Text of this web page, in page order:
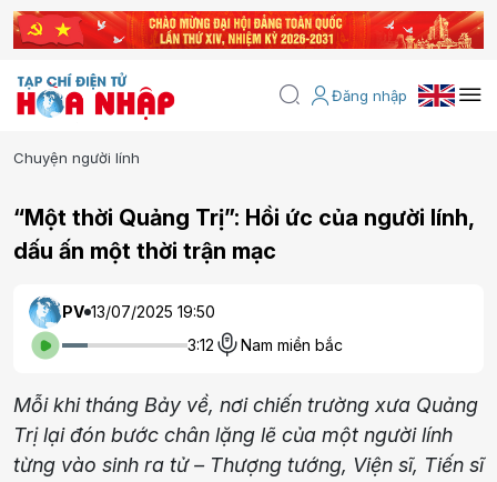
Đăng nhập
Chuyện người lính
“Một thời Quảng Trị”: Hồi ức của người lính,
dấu ấn một thời trận mạc
PV 13/07/2025 19:50
3:12
Nam miền bắc
Mỗi khi tháng Bảy về, nơi chiến trường xưa Quảng
Trị lại đón bước chân lặng lẽ của một người lính
từng vào sinh ra tử – Thượng tướng, Viện sĩ, Tiến sĩ